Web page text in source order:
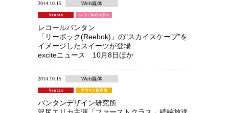
2014.10.15 Web媒体
レコールバンタン
「リーボック(Reebok)」の"スカイスケープ"を
イメージしたスイーツが登場
exciteニュース 10月8日ほか
2014.10.15 Web媒体
バンタンデザイン研究所